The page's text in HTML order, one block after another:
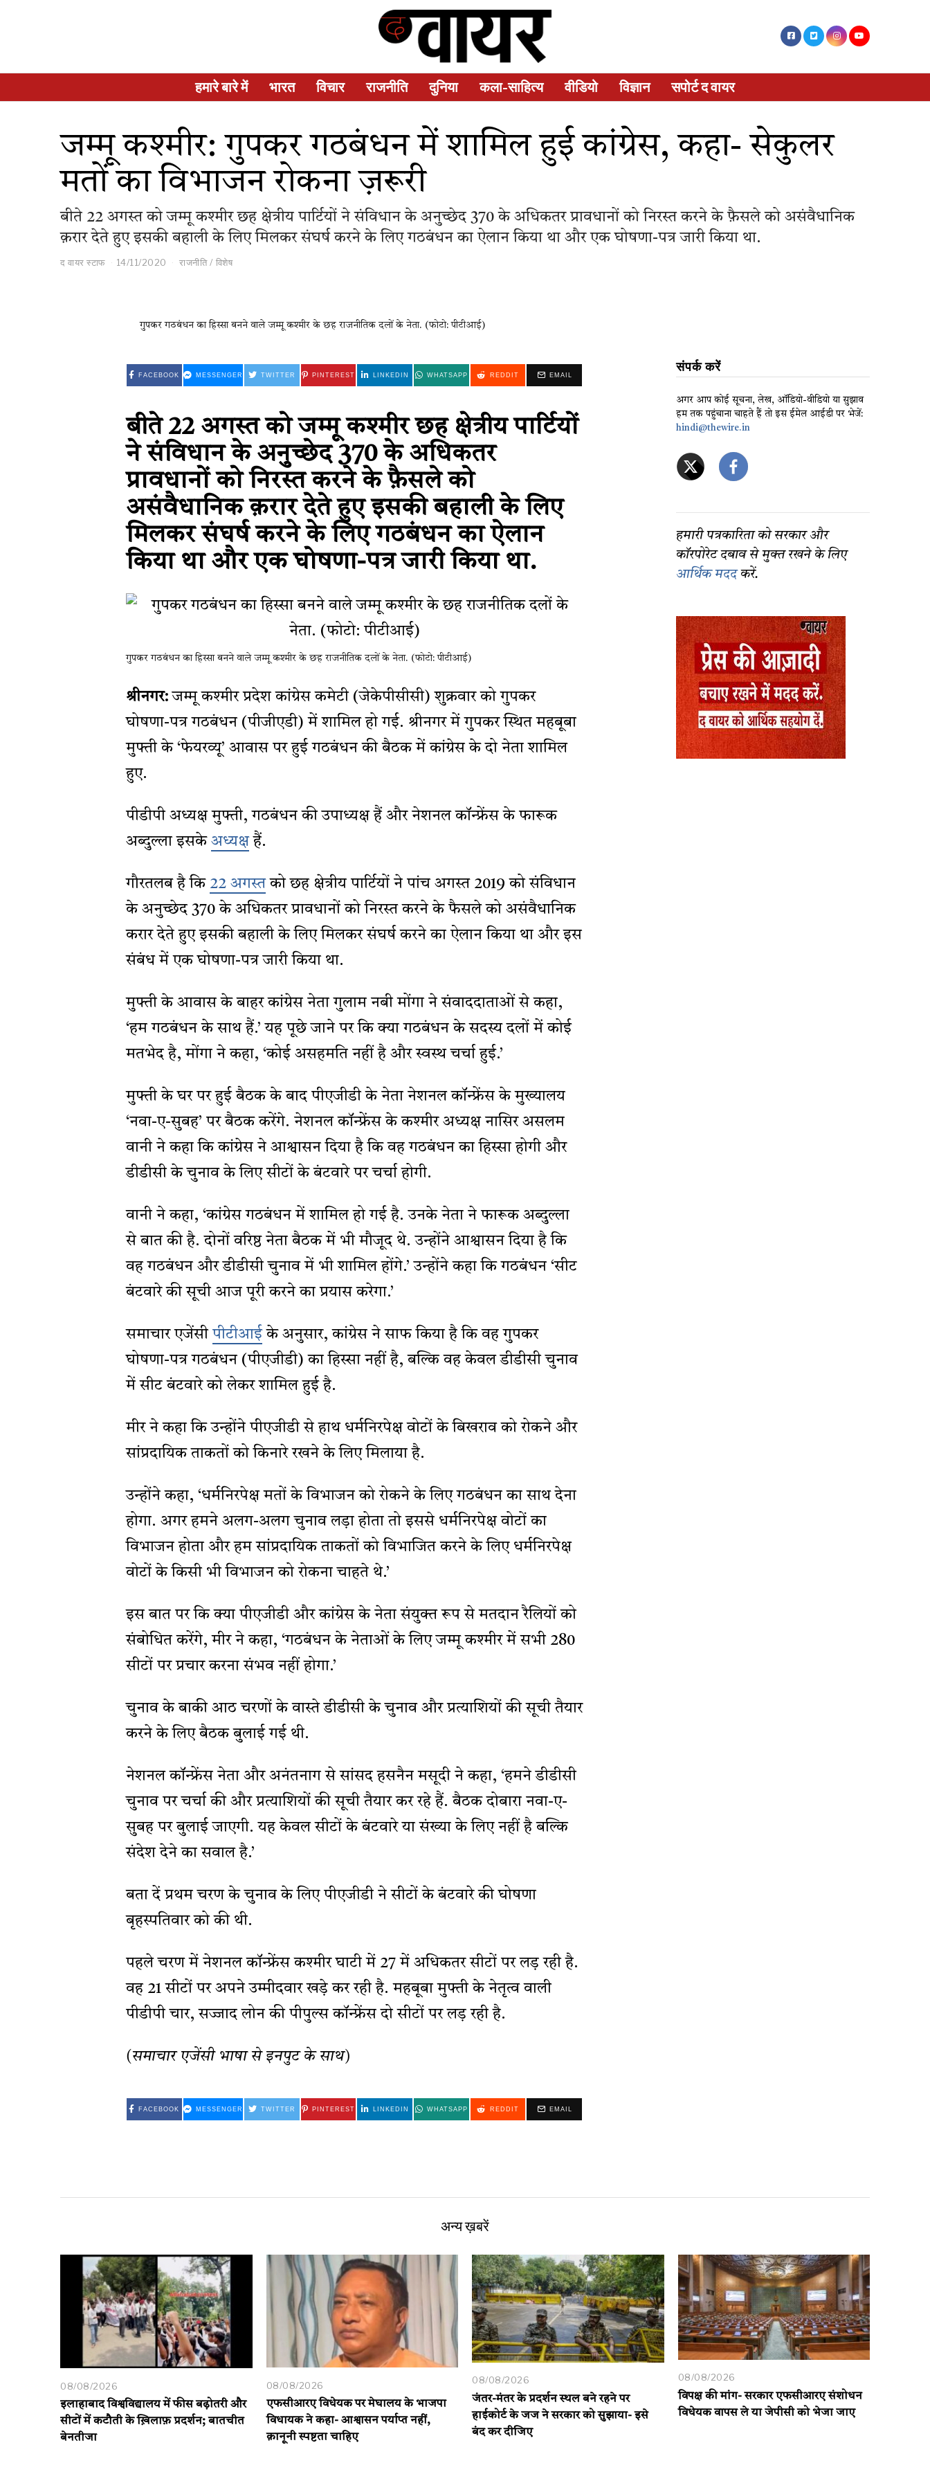
हमारे बारे में भारत विचार राजनीति दुनिया कला-साहित्य वीडियो विज्ञान सपोर्ट द वायर
जम्मू कश्मीर: गुपकर गठबंधन में शामिल हुई कांग्रेस, कहा- सेकुलर
मतों का विभाजन रोकना ज़रूरी
बीते 22 अगस्त को जम्मू कश्मीर छह क्षेत्रीय पार्टियों ने संविधान के अनुच्छेद 370 के अधिकतर प्रावधानों को निरस्त करने के फ़ैसले को असंवैधानिक
क़रार देते हुए इसकी बहाली के लिए मिलकर संघर्ष करने के लिए गठबंधन का ऐलान किया था और एक घोषणा-पत्र जारी किया था.
द वायर स्टाफ 14/11/2020 राजनीति / विशेष
गुपकर गठबंधन का हिस्सा बनने वाले जम्मू कश्मीर के छह राजनीतिक दलों के नेता. (फोटो: पीटीआई)
FACEBOOK MESSENGER TWITTER PINTEREST LINKEDIN WHATSAPP REDDIT EMAIL
बीते 22 अगस्त को जम्मू कश्मीर छह क्षेत्रीय पार्टियों
ने संविधान के अनुच्छेद 370 के अधिकतर
प्रावधानों को निरस्त करने के फ़ैसले को
असंवैधानिक क़रार देते हुए इसकी बहाली के लिए
मिलकर संघर्ष करने के लिए गठबंधन का ऐलान
किया था और एक घोषणा-पत्र जारी किया था.
गुपकर गठबंधन का हिस्सा बनने वाले जम्मू कश्मीर के छह राजनीतिक दलों के नेता. (फोटो: पीटीआई)
श्रीनगर: जम्मू कश्मीर प्रदेश कांग्रेस कमेटी (जेकेपीसीसी) शुक्रवार को गुपकर
घोषणा-पत्र गठबंधन (पीजीएडी) में शामिल हो गई. श्रीनगर में गुपकर स्थित महबूबा
मुफ्ती के ‘फेयरव्यू’ आवास पर हुई गठबंधन की बैठक में कांग्रेस के दो नेता शामिल
हुए.
पीडीपी अध्यक्ष मुफ्ती, गठबंधन की उपाध्यक्ष हैं और नेशनल कॉन्फ्रेंस के फारूक
अब्दुल्ला इसके अध्यक्षहैं.
गौरतलब है कि 22 अगस्तको छह क्षेत्रीय पार्टियों ने पांच अगस्त 2019 को संविधान
के अनुच्छेद 370 के अधिकतर प्रावधानों को निरस्त करने के फैसले को असंवैधानिक
करार देते हुए इसकी बहाली के लिए मिलकर संघर्ष करने का ऐलान किया था और इस
संबंध में एक घोषणा-पत्र जारी किया था.
मुफ्ती के आवास के बाहर कांग्रेस नेता गुलाम नबी मोंगा ने संवाददाताओं से कहा,
‘हम गठबंधन के साथ हैं.’ यह पूछे जाने पर कि क्या गठबंधन के सदस्य दलों में कोई
मतभेद है, मोंगा ने कहा, ‘कोई असहमति नहीं है और स्वस्थ चर्चा हुई.’
मुफ्ती के घर पर हुई बैठक के बाद पीएजीडी के नेता नेशनल कॉन्फ्रेंस के मुख्यालय
‘नवा-ए-सुबह’ पर बैठक करेंगे. नेशनल कॉन्फ्रेंस के कश्मीर अध्यक्ष नासिर असलम
वानी ने कहा कि कांग्रेस ने आश्वासन दिया है कि वह गठबंधन का हिस्सा होगी और
डीडीसी के चुनाव के लिए सीटों के बंटवारे पर चर्चा होगी.
वानी ने कहा, ‘कांग्रेस गठबंधन में शामिल हो गई है. उनके नेता ने फारूक अब्दुल्ला
से बात की है. दोनों वरिष्ठ नेता बैठक में भी मौजूद थे. उन्होंने आश्वासन दिया है कि
वह गठबंधन और डीडीसी चुनाव में भी शामिल होंगे.’ उन्होंने कहा कि गठबंधन ‘सीट
बंटवारे की सूची आज पूरी करने का प्रयास करेगा.’
समाचार एजेंसी पीटीआईके अनुसार, कांग्रेस ने साफ किया है कि वह गुपकर
घोषणा-पत्र गठबंधन (पीएजीडी) का हिस्सा नहीं है, बल्कि वह केवल डीडीसी चुनाव
में सीट बंटवारे को लेकर शामिल हुई है.
मीर ने कहा कि उन्होंने पीएजीडी से हाथ धर्मनिरपेक्ष वोटों के बिखराव को रोकने और
सांप्रदायिक ताकतों को किनारे रखने के लिए मिलाया है.
उन्होंने कहा, ‘धर्मनिरपेक्ष मतों के विभाजन को रोकने के लिए गठबंधन का साथ देना
होगा. अगर हमने अलग-अलग चुनाव लड़ा होता तो इससे धर्मनिरपेक्ष वोटों का
विभाजन होता और हम सांप्रदायिक ताकतों को विभाजित करने के लिए धर्मनिरपेक्ष
वोटों के किसी भी विभाजन को रोकना चाहते थे.’
इस बात पर कि क्या पीएजीडी और कांग्रेस के नेता संयुक्त रूप से मतदान रैलियों को
संबोधित करेंगे, मीर ने कहा, ‘गठबंधन के नेताओं के लिए जम्मू कश्मीर में सभी 280
सीटों पर प्रचार करना संभव नहीं होगा.’
चुनाव के बाकी आठ चरणों के वास्ते डीडीसी के चुनाव और प्रत्याशियों की सूची तैयार
करने के लिए बैठक बुलाई गई थी.
नेशनल कॉन्फ्रेंस नेता और अनंतनाग से सांसद हसनैन मसूदी ने कहा, ‘हमने डीडीसी
चुनाव पर चर्चा की और प्रत्याशियों की सूची तैयार कर रहे हैं. बैठक दोबारा नवा-ए-
सुबह पर बुलाई जाएगी. यह केवल सीटों के बंटवारे या संख्या के लिए नहीं है बल्कि
संदेश देने का सवाल है.’
बता दें प्रथम चरण के चुनाव के लिए पीएजीडी ने सीटों के बंटवारे की घोषणा
बृहस्पतिवार को की थी.
पहले चरण में नेशनल कॉन्फ्रेंस कश्मीर घाटी में 27 में अधिकतर सीटों पर लड़ रही है.
वह 21 सीटों पर अपने उम्मीदवार खड़े कर रही है. महबूबा मुफ्ती के नेतृत्व वाली
पीडीपी चार, सज्जाद लोन की पीपुल्स कॉन्फ्रेंस दो सीटों पर लड़ रही है.
(समाचार एजेंसी भाषा से इनपुट के साथ)
FACEBOOK MESSENGER TWITTER PINTEREST LINKEDIN WHATSAPP REDDIT EMAIL
संपर्क करें
अगर आप कोई सूचना, लेख, ऑडियो-वीडियो या सुझाव
हम तक पहुंचाना चाहते हैं तो इस ईमेल आईडी पर भेजें:
hindi@thewire.in
हमारी पत्रकारिता को सरकार और
कॉरपोरेट दबाव से मुक्त रखने के लिए
आर्थिक मददकरें.
अन्य ख़बरें
08/08/2026
इलाहाबाद विश्वविद्यालय में फीस बढ़ोतरी और
सीटों में कटौती के ख़िलाफ़ प्रदर्शन; बातचीत
बेनतीजा
08/08/2026
एफसीआरए विधेयक पर मेघालय के भाजपा
विधायक ने कहा- आश्वासन पर्याप्त नहीं,
क़ानूनी स्पष्टता चाहिए
08/08/2026
जंतर-मंतर के प्रदर्शन स्थल बने रहने पर
हाईकोर्ट के जज ने सरकार को सुझाया- इसे
बंद कर दीजिए
08/08/2026
विपक्ष की मांग- सरकार एफसीआरए संशोधन
विधेयक वापस ले या जेपीसी को भेजा जाए